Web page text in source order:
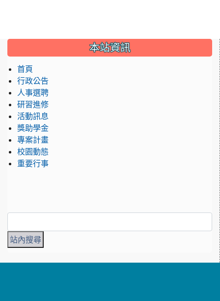
::: 本站資訊
首頁
行政公告
人事選聘
研習進修
活動訊息
獎助學金
專案計畫
校園動態
重要行事